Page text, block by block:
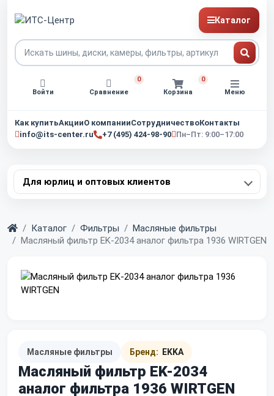
Каталог
Войти Сравнение
0
Корзина
0
Меню
Как купитьАкцииО компанииСотрудничествоКонтакты
info@its-center.ru
+7 (495) 424-98-90 Пн–Пт: 9:00–17:00
Для юрлиц и оптовых клиентов
Главная
Каталог Фильтры
Масляные фильтры
Масляный фильтр EK-2034 аналог фильтра 1936 WIRTGEN
Масляные фильтры Бренд: EKKA
Масляный фильтр EK-2034
аналог фильтра 1936 WIRTGEN